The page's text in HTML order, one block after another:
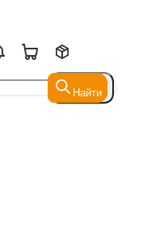
Найти
Найти